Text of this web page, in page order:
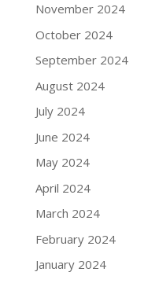
November 2024
October 2024
September 2024
August 2024
July 2024
June 2024
May 2024
April 2024
March 2024
February 2024
January 2024